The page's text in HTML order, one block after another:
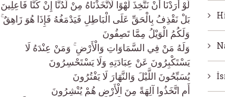
لَوْ أَرَدْنَا أَنْ نَتَّخِذَ لَهْوًا لَاتَّخَذْنَاهُ مِنْ لَدُنَّا إِنْ كُنَّا فَاعِلِينَ
بَلْ نَقْذِفُ بِالْحَقِّ عَلَى الْبَاطِلِ فَيَدْمَغُهُ فَإِذَا هُوَ زَاهِقٌ ۚ
وَلَكُمُ الْوَيْلُ مِمَّا تَصِفُونَ
وَلَهُ مَنْ فِي السَّمَاوَاتِ وَالْأَرْضِ ۚ وَمَنْ عِنْدَهُ لَا
يَسْتَكْبِرُونَ عَنْ عِبَادَتِهِ وَلَا يَسْتَحْسِرُونَ
يُسَبِّحُونَ اللَّيْلَ وَالنَّهَارَ لَا يَفْتُرُونَ
أَمِ اتَّخَذُوا آلِهَةً مِنَ الْأَرْضِ هُمْ يُنْشِرُونَ